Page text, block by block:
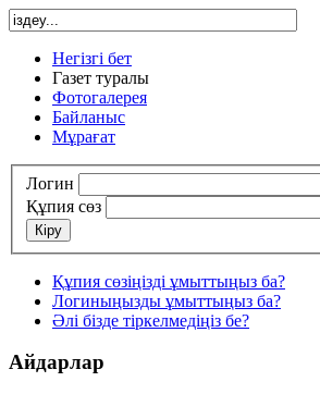
Негізгі бет
Газет туралы
Фотогалерея
Байланыс
Мұрағат
Логин
Құпия сөз
Кіру
Құпия сөзіңізді ұмыттыңыз ба?
Логиныңызды ұмыттыңыз ба?
Әлі бізде тіркелмедіңіз бе?
Айдарлар